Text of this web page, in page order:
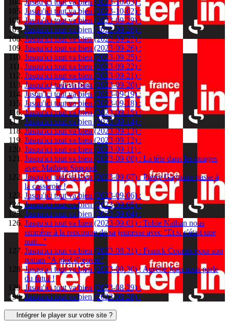
Jusqu'ici tout va bien (2023-10-02) :
Jusqu'ici tout va bien (2023-09-29) :
Jusqu'ici tout va bien (2023-09-28) :
Jusqu'ici tout va bien (2023-09-27) :
Jusqu'ici tout va bien (2023-09-26) :
Jusqu'ici tout va bien (2023-09-25) :
Jusqu'ici tout va bien (2023-09-22) :
Jusqu'ici tout va bien (2023-09-21) :
Jusqu'ici tout va bien (2023-09-20) :
Jusqu'ici tout va bien (2023-09-19) :
Jusqu'ici tout va bien (2023-09-18) :
Jusqu'ici tout va bien (2023-09-15) :
Jusqu'ici tout va bien (2023-09-14) :
Jusqu'ici tout va bien (2023-09-13) :
Jusqu'ici tout va bien (2023-09-12) :
Jusqu'ici tout va bien (2023-09-11) :
Jusqu'ici tout va bien (2023-09-08) : La tête dans les nuages
avec Mathieu Simonet
Jusqu'ici tout va bien (2023-09-07) : Pierre Gagnaire passe à
la casserole !
Jusqu'ici tout va bien (2023-09-06) :
Jusqu'ici tout va bien (2023-09-05) :
Jusqu'ici tout va bien (2023-09-04) :
Jusqu'ici tout va bien (2023-09-01) : Tobie Nathan nous
emmène à la rencontre de sa jeunesse avec "Et si c'était une
nuit..."
Jusqu'ici tout va bien (2023-08-31) : Franck Courtès pour son
roman "A pied d'œuvre"
Jusqu'ici tout va bien (2023-08-30) : Aurélie Jean nous parle
du futur !
Jusqu'ici tout va bien (2023-08-29) :
Jusqu'ici tout va bien (2023-08-28) :
Intégrer le player sur votre site ?